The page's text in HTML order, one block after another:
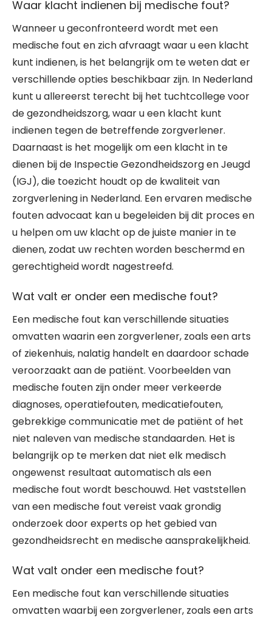
Waar klacht indienen bij medische fout?
Wanneer u geconfronteerd wordt met een
medische fout en zich afvraagt waar u een klacht
kunt indienen, is het belangrijk om te weten dat er
verschillende opties beschikbaar zijn. In Nederland
kunt u allereerst terecht bij het tuchtcollege voor
de gezondheidszorg, waar u een klacht kunt
indienen tegen de betreffende zorgverlener.
Daarnaast is het mogelijk om een klacht in te
dienen bij de Inspectie Gezondheidszorg en Jeugd
(IGJ), die toezicht houdt op de kwaliteit van
zorgverlening in Nederland. Een ervaren medische
fouten advocaat kan u begeleiden bij dit proces en
u helpen om uw klacht op de juiste manier in te
dienen, zodat uw rechten worden beschermd en
gerechtigheid wordt nagestreefd.
Wat valt er onder een medische fout?
Een medische fout kan verschillende situaties
omvatten waarin een zorgverlener, zoals een arts
of ziekenhuis, nalatig handelt en daardoor schade
veroorzaakt aan de patiënt. Voorbeelden van
medische fouten zijn onder meer verkeerde
diagnoses, operatiefouten, medicatiefouten,
gebrekkige communicatie met de patiënt of het
niet naleven van medische standaarden. Het is
belangrijk op te merken dat niet elk medisch
ongewenst resultaat automatisch als een
medische fout wordt beschouwd. Het vaststellen
van een medische fout vereist vaak grondig
onderzoek door experts op het gebied van
gezondheidsrecht en medische aansprakelijkheid.
Wat valt onder een medische fout?
Een medische fout kan verschillende situaties
omvatten waarbij een zorgverlener, zoals een arts